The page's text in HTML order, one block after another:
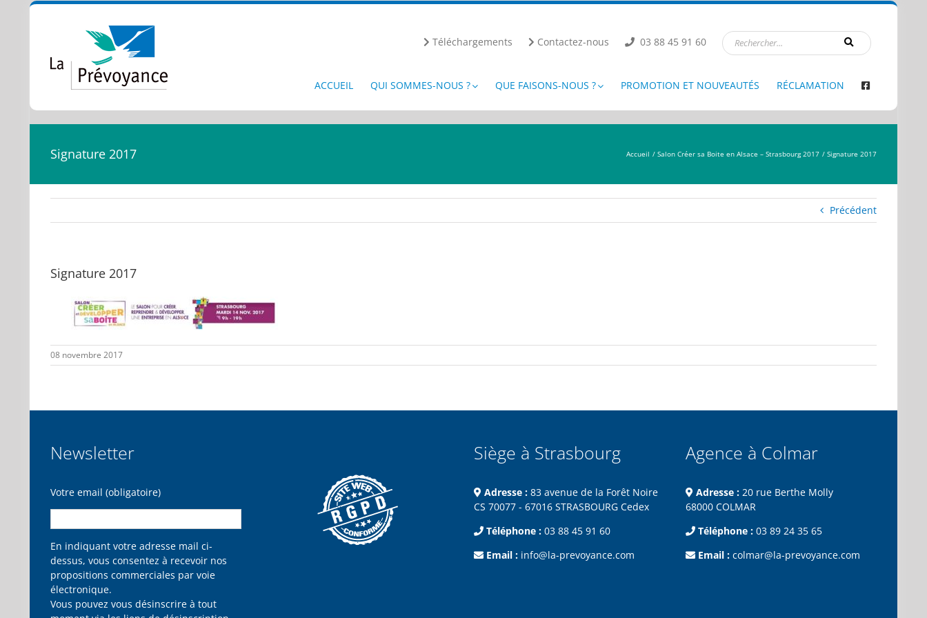
Téléchargements Contactez-nous 03 88 45 91 60
ACCUEIL QUI SOMMES-NOUS ? QUE FAISONS-NOUS ? PROMOTION ET NOUVEAUTÉS RÉCLAMATION
Signature 2017 Accueil Salon Créer sa Boite en Alsace – Strasbourg 2017 Signature 2017
Précédent
Signature 2017
08 novembre 2017
Newsletter
Votre email (obligatoire)
En indiquant votre adresse mail ci-
dessus, vous consentez à recevoir nos
propositions commerciales par voie
électronique.
Vous pouvez vous désinscrire à tout
Siège à Strasbourg
Adresse : 83 avenue de la Forêt Noire
CS 70077 - 67016 STRASBOURG Cedex
Téléphone : 03 88 45 91 60
Email : info@la-prevoyance.com
Agence à Colmar
Adresse : 20 rue Berthe Molly
68000 COLMAR
Téléphone : 03 89 24 35 65
Email : colmar@la-prevoyance.com